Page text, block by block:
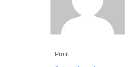
Profil